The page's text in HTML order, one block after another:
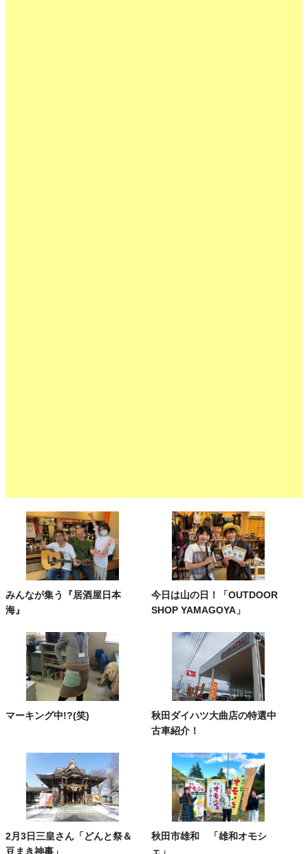
みんなが集う『居酒屋日本
海』
今日は山の日！「OUTDOOR
SHOP YAMAGOYA」
マーキング中!?(笑)
秋田ダイハツ大曲店の特選中
古車紹介！
2月3日三皇さん「どんと祭＆
豆まき神事」
秋田市雄和 「雄和オモシ
ェ」